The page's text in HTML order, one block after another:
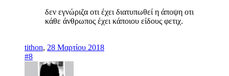
δεν εγνώριζα οτι έχει διατυπωθεί η άποψη οτι
κάθε άνθρωπος έχει κάποιου είδους φετιχ.
tithon, 28 Μαρτίου 2018
#8